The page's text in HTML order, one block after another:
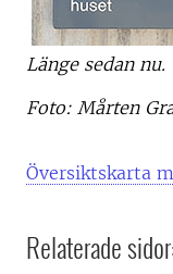
Länge sedan nu.
Foto: Mårten
Översiktskarta
Relaterade